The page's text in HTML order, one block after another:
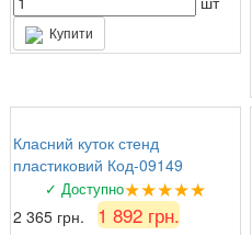
Купити
Класний куток стенд
пластиковий Код-09149
✓ Доступно★★★★★
2 365 грн. 1 892 грн.